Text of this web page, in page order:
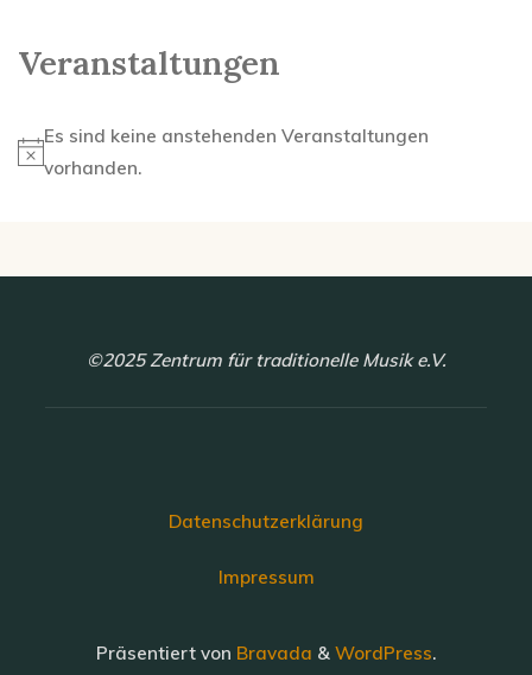
Veranstaltungen
Hinweis
Es sind keine anstehenden Veranstaltungen
vorhanden.
©2025 Zentrum für traditionelle Musik e.V.
Datenschutzerklärung
Impressum
Präsentiert von Bravada & WordPress.